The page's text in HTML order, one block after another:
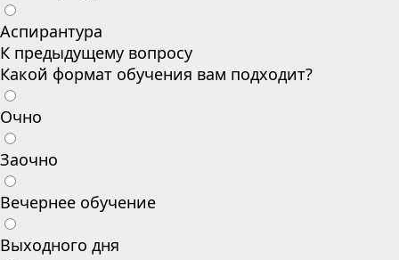
Аспирантура
К предыдущему вопросу
Какой формат обучения вам подходит?
Очно
Заочно
Вечернее обучение
Выходного дня